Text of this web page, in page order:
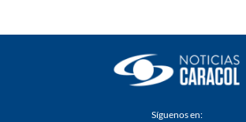
Síguenos en: